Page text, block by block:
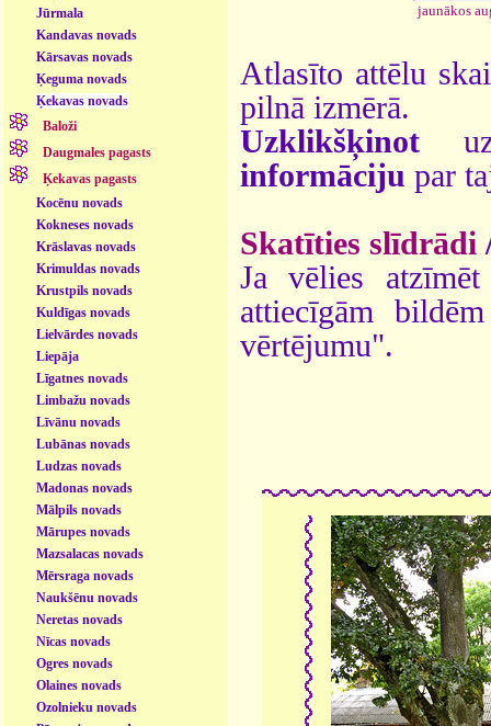
Jūrmala
Kandavas novads
Kārsavas novads
Ķeguma novads
Ķekavas novads
Baloži
Daugmales pagasts
Ķekavas pagasts
Kocēnu novads
Kokneses novads
Krāslavas novads
Krimuldas novads
Krustpils novads
Kuldīgas novads
Lielvārdes novads
Liepāja
Līgatnes novads
Limbažu novads
Līvānu novads
Lubānas novads
Ludzas novads
Madonas novads
Mālpils novads
Mārupes novads
Mazsalacas novads
Mērsraga novads
Naukšēnu novads
Neretas novads
Nīcas novads
Ogres novads
Olaines novads
Ozolnieku novads
jaunākos
Atlasīto attēlu
pilnā izmērā.
Uzklikšķinot
informāciju par
Skatīties slīdrādi
Ja vēlies
attiecīgām
vērtējumu".